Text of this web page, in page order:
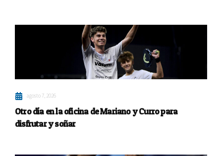
agosto 7, 2026
Otro día en la oficina de Mariano y Curro para
disfrutar y soñar